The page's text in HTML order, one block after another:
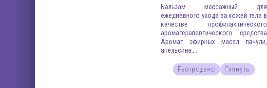
Бальзам массажный для
ежедневного ухода за кожей тела в
качестве профилактического
ароматерапевтического средства
Аромат эфирных масел пачули,
апельсина,...
Распродано Глянуть